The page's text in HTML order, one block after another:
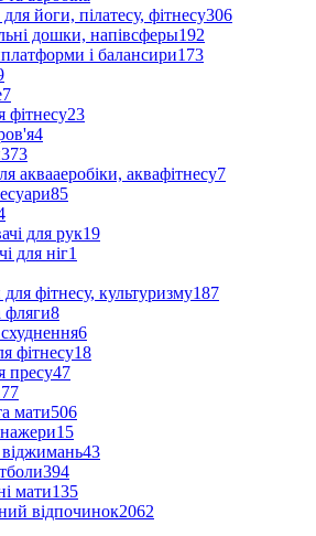
йоги, пілатесу, фітнесу306
дошки, напівсферы192
і балансири173
7
фітнесу23
4
373
аквааеробіки, аквафітнесу7
85
для рук19
для ніг1
фітнесу, культуризму187
8
6
фітнесу18
пресу47
мати506
15
43
394
мати135
відпочинок2062